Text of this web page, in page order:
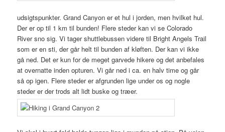
udsigtspunkter. Grand Canyon er et hul i jorden, men hvilket hul.
Der er op til 1 km til bunden! Flere steder kan vi se Colorado
River sno sig. Vi tager shuttlebussen videre til Bright Angels Trail
som er en sti, der går helt til bunden af kløften. Der kan vi ikke
gå ned. Det er kun for de meget garvede hikere og det anbefales
at overnatte inden opturen. Vi går ned i ca. en halv time og går
så op igen. Flere steder er afgrunden lige under os og nogle
steder er der trods alt lidt buske og træer.